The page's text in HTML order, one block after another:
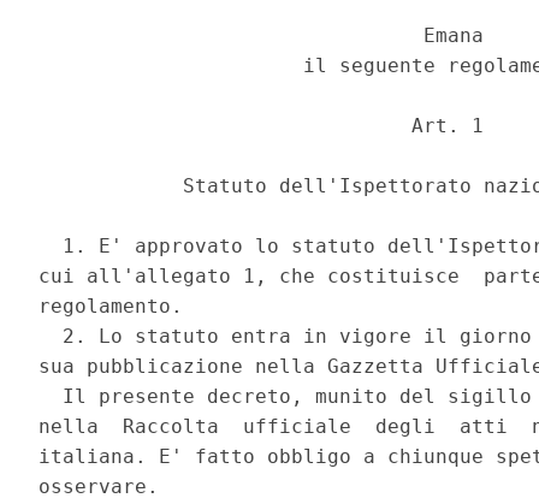
                                Emana
il seguente
                               Art. 1
Statuto dell'Ispettorato
1. E' approvato lo statuto
cui all'allegato 1, che costituisce
regolamento.
2. Lo statuto entra in vigore il
sua pubblicazione nella Gazzetta
Il presente decreto, munito del
nella  Raccolta  ufficiale  degli  atti
italiana. E' fatto obbligo a chiunque
osservare.